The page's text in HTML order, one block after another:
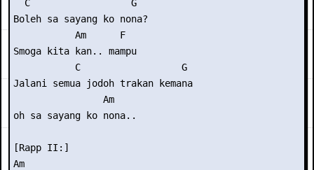
  C                  G
Boleh sa sayang ko nona?
           Am      F
Smoga kita kan.. mampu
           C                  G
Jalani semua jodoh trakan kemana
                Am
oh sa sayang ko nona..
[Rapp II:]
Am